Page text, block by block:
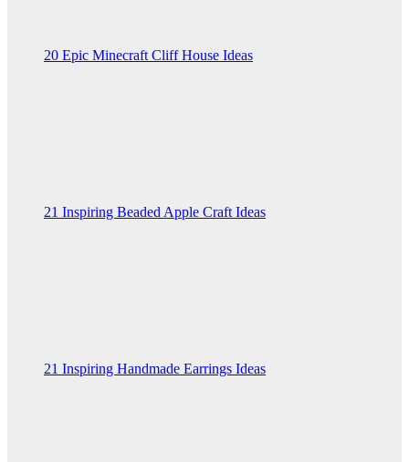
20 Epic Minecraft Cliff House Ideas
21 Inspiring Beaded Apple Craft Ideas
21 Inspiring Handmade Earrings Ideas